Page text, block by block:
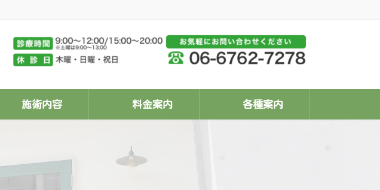
施術内容 料金案内 各種案内